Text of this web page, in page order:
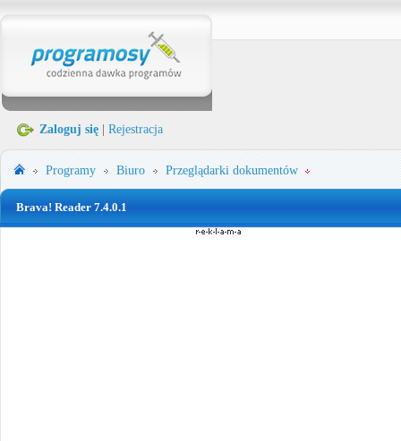
Zaloguj się Rejestracja
Programy Biuro Przeglądarki dokumentów
Brava! Reader 7.4.0.1